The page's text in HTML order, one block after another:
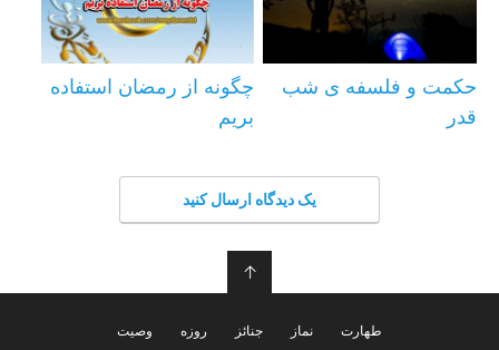
حکمت و فلسفه ی شب
قدر
چگونه از رمضان استفاده
بریم
یک دیدگاه ارسال کنید
↑
طهارت نماز جنائز روزه وصیت